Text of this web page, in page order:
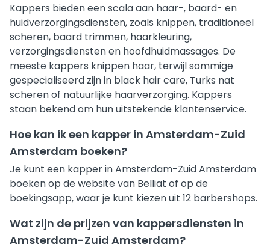
Kappers bieden een scala aan haar-, baard- en
huidverzorgingsdiensten, zoals knippen, traditioneel
scheren, baard trimmen, haarkleuring,
verzorgingsdiensten en hoofdhuidmassages. De
meeste kappers knippen haar, terwijl sommige
gespecialiseerd zijn in black hair care, Turks nat
scheren of natuurlijke haarverzorging. Kappers
staan bekend om hun uitstekende klantenservice.
Hoe kan ik een kapper in Amsterdam-Zuid
Amsterdam boeken?
Je kunt een kapper in Amsterdam-Zuid Amsterdam
boeken op de website van Belliat of op de
boekingsapp, waar je kunt kiezen uit 12 barbershops.
Wat zijn de prijzen van kappersdiensten in
Amsterdam-Zuid Amsterdam?